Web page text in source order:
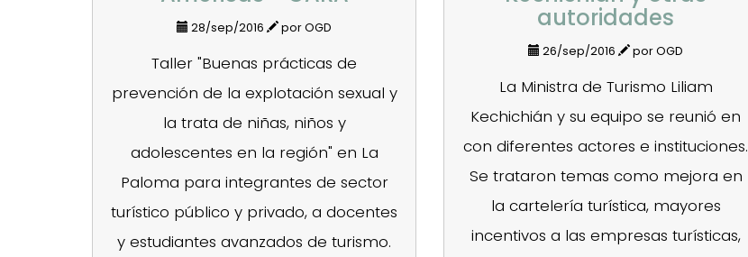
28/sep/2016 por OGD
Taller "Buenas prácticas de
prevención de la explotación sexual y
la trata de niñas, niños y
adolescentes en la región" en La
Paloma para integrantes de sector
turístico público y privado, a docentes
y estudiantes avanzados de turismo.
autoridades
26/sep/2016 por OGD
La Ministra de Turismo Liliam
Kechichián y su equipo se reunió en
con diferentes actores e instituciones.
Se trataron temas como mejora en
la cartelería turística, mayores
incentivos a las empresas turísticas,